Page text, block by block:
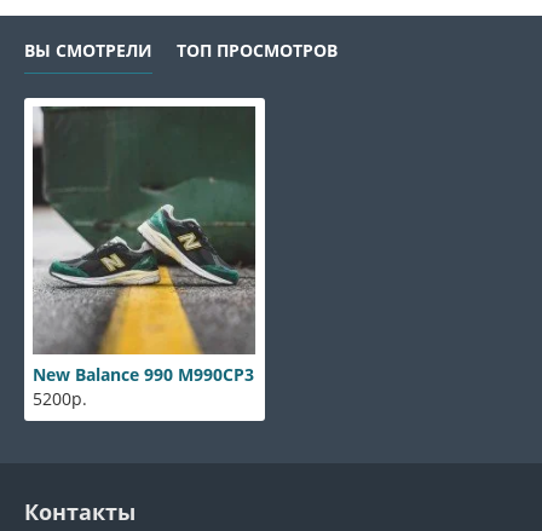
ВЫ СМОТРЕЛИ ТОП ПРОСМОТРОВ
New Balance 990 M990CP3
5200р.
Контакты